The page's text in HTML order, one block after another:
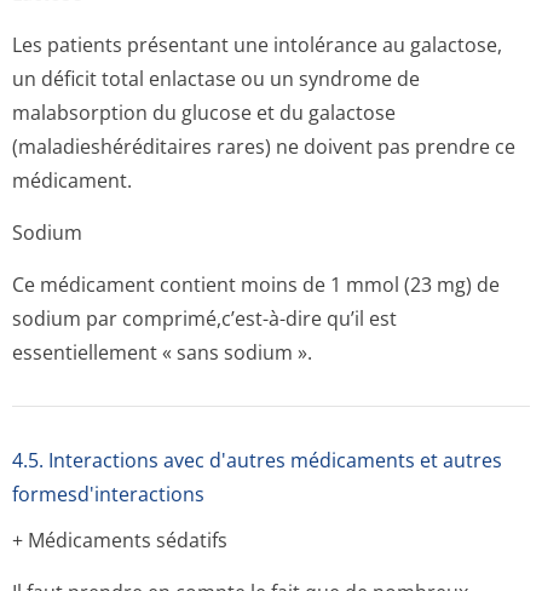
Les patients présentant une intolérance au galactose,
un déficit total enlactase ou un syndrome de
malabsorption du glucose et du galactose
(maladieshéré­ditaires rares) ne doivent pas prendre ce
médicament.
Sodium
Ce médicament contient moins de 1 mmol (23 mg) de
sodium par comprimé,c’est-à-dire qu’il est
essentiellement « sans sodium ».
4.5. Interactions avec d'autres médicaments et autres
formesd'interactions
+ Médicaments sédatifs